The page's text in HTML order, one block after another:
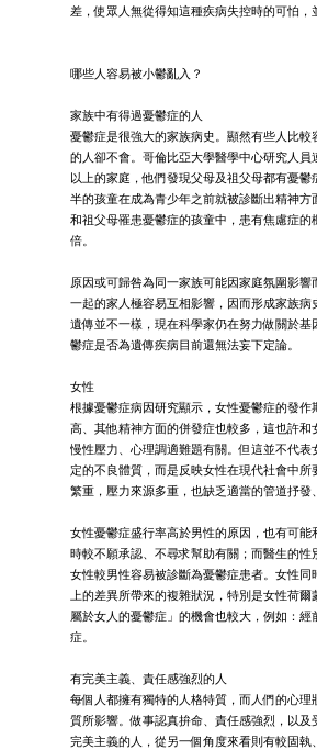
差，使眾人無從得知這種疾病失控時的可怕，
哪些人容易被小鬱亂入？
家族中有得過憂鬱症的人
憂鬱症是很強大的家族病史。顯然有些人比較
的人卻不會。哥倫比亞大學醫學中心研究人員
以上的家庭，他們發現父母及祖父母都有憂鬱
半的孩童在成為青少年之前就被診斷出精神方
和祖父母罹患憂鬱症的孩童中，患有焦慮症的
倍。
原因或可歸咎為同一家族可能因家庭氛圍影響
一起的家人極容易互相影響，因而形成家族病
遺傳並不一樣，現在科學家仍在努力做關於基
鬱症是否為遺傳疾病目前還無法妄下定論。
女性
根據憂鬱症病因研究顯示，女性憂鬱症的發作
高、其他精神方面的併發症也較多，這也許和
慢性壓力、心理調適難題有關。但這並不代表
定的不良體質，而是反映女性在現代社會中所
繁重，壓力來源多重，也缺乏適當的管道抒發
女性憂鬱症盛行率高於男性的原因，也有可能
時較不願承認、不尋求幫助有關；而醫生的性
女性較男性容易被診斷為憂鬱症患者。女性同
上的差異所帶來的複雜狀況，特別是女性荷
屬於女人的憂鬱症」的機會也較大，例如：經
症。
有完美主義、責任感強烈的人
每個人都擁有獨特的人格特質，而人們的心理
質所影響。做事認真拚命、責任感強烈，以及
完美主義的人，從另一個角度來看則有較固執